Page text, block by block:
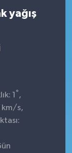
yağış
1 ° ,
km/s,